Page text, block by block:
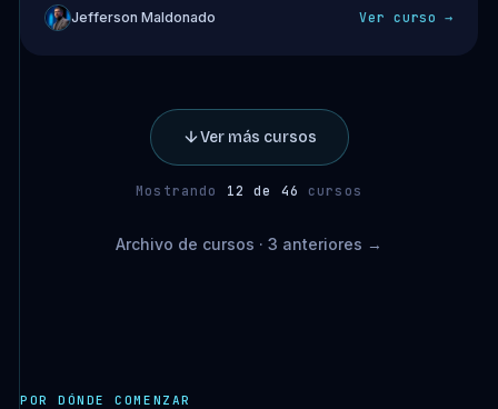
Jefferson Maldonado Ver curso →
Ver más cursos
Mostrando 12 de 46 cursos
Archivo de cursos · 3 anteriores →
POR DÓNDE COMENZAR